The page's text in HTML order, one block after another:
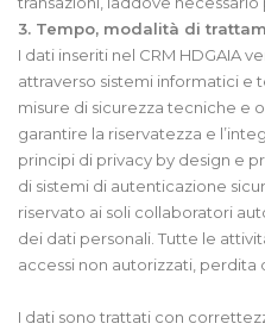
3. Tempo, modalità di
I dati inseriti nel CRM HDGAIA
attraverso sistemi informatici e
misure di sicurezza tecniche e
garantire la riservatezza e
principi di privacy by design e
di sistemi di autenticazione
riservato ai soli collaboratori
dei dati personali. Tutte le
accessi non autorizzati, perdita
I dati sono trattati con